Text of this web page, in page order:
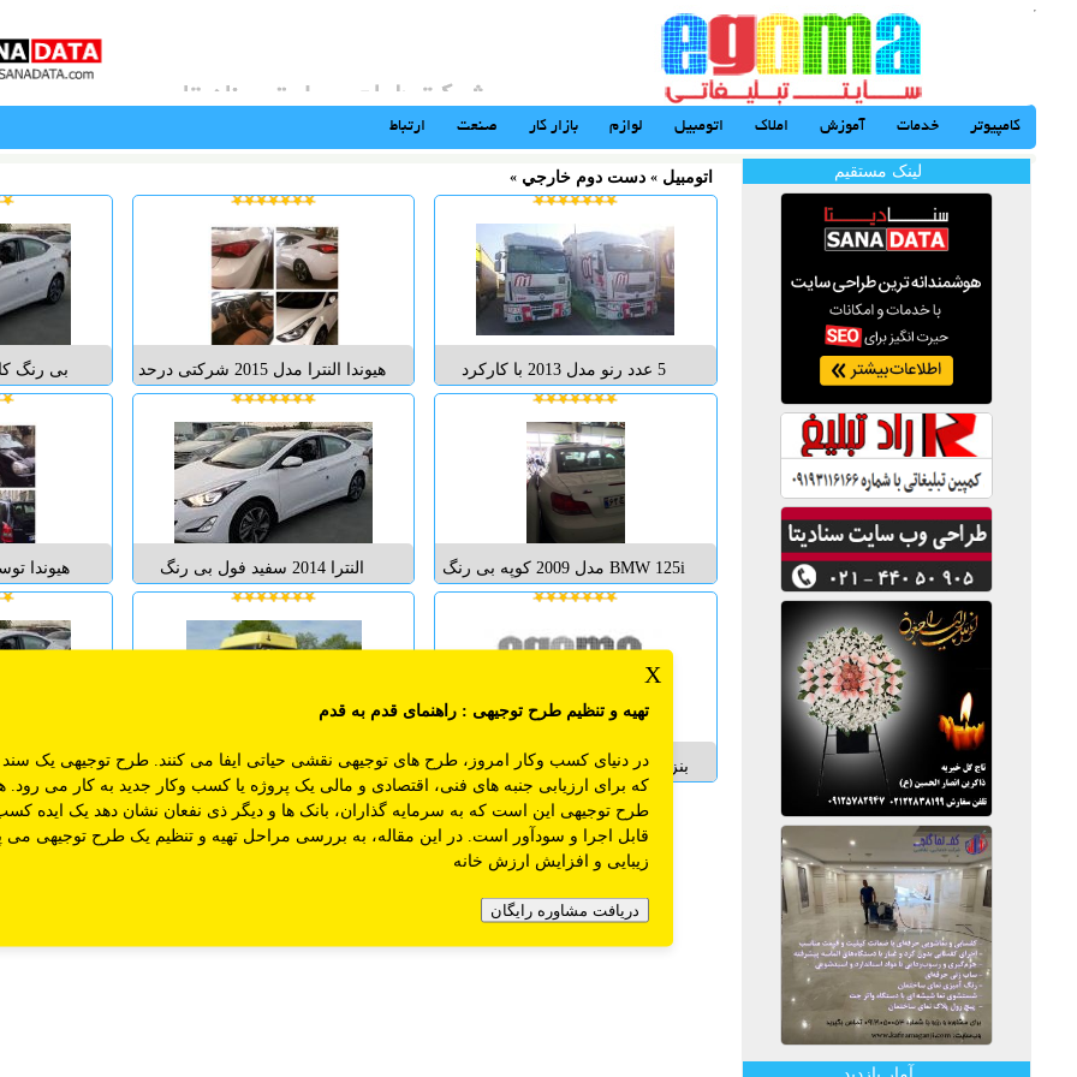
کامپیوتر خدمات آموزش املاک اتومبیل لوازم بازار کار صنعت ارتباط
اتومبیل « دست دوم خارجي «
5 عدد رنو مدل 2013 با کارکرد
200000 با آپشن های عالی به قیمت
بسیار مناسب ..... با ما تماس بگیرید
هیوندا النترا مدل 2015 شرکتی درحد
صفر کارکرد 27000 کیلومتر دو گرم
کن و دو سرد کن 109/000/000
تومان...
حالته
بزرگ
بلوتوث
عقب
BMW 125i مدل 2009 کوپه بی رنگ
استثنایی کارکرد 105000...
النترا 2014 سفید فول بی رنگ
کارکرد 32 هزار کیلومتر داخل
مشکی دارای 5 گرم کن و دو سرد
کن و 6 ایر بگ و فرمان سه حالته
نویگیشن و جی پی اس و کول باکس
- فوری فروشی بلوتوث ...
سند تک
بنز E280 سفارشی ستاره ایران مدل
2007 فول آپشن موتور سفارشی
3500 رینگ اسپرت AMG...
20 عدد بنز اکسور مدل های 2006 تا
2011 با قیمت استثنایی .... با ما
تماس بگیرید ... احمدی
09143420543 یا 09146310543...
کن
لینک مستقیم
قوانین سایت اگوما راهنمای درج آگهی تماس با ما
X
تهیه و تنظیم طرح توجیهی : راهنمای قدم به قدم
در دنیای کسب وکار امروز، طرح های توجیهی نقشی حیاتی ایفا می کنند. طرح توجیهی یک
که برای ارزیابی جنبه های فنی، اقتصادی و مالی یک پروژه یا کسب وکار جدید به کار می رود.
طرح توجیهی این است که به سرمایه گذاران، بانک ها و دیگر ذی نفعان نشان دهد یک ایده
قابل اجرا و سودآور است. در این مقاله، به بررسی مراحل تهیه و تنظیم یک طرح توجیهی می
زیبایی و افزایش ارزش خانه
دریافت مشاوره رایگان